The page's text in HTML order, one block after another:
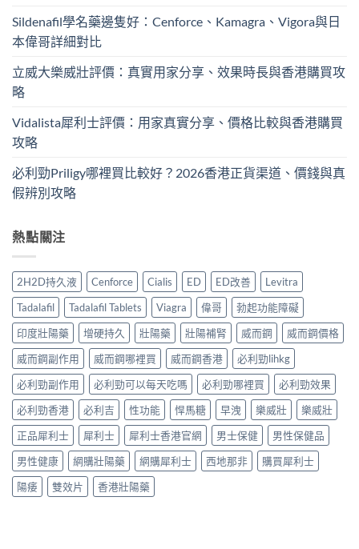
Sildenafil學名藥邊隻好：Cenforce、Kamagra、Vigora與日
本偉哥詳細對比
立威大樂威壯評價：真實用家分享、效果時長與香港購買攻
略
Vidalista犀利士評價：用家真實分享、價格比較與香港購買
攻略
必利勁Priligy哪裡買比較好？2026香港正貨渠道、價錢與真
假辨別攻略
熱點關注
2H2D持久液 Cenforce Cialis ED ED改善
Levitra
Tadalafil
Tadalafil Tablets Viagra 偉哥
勃起功能障礙
印度壯陽藥
增硬持久 壯陽藥 壯陽補腎 威而鋼
威而鋼價格
威而鋼副作用
威而鋼哪裡買 威而鋼香港
必利勁lihkg
必利勁副作用
必利勁可以每天吃嗎 必利勁哪裡買
必利勁效果
必利勁香港
必利吉 性功能 悍馬糖 早洩 樂威壯
樂威壯
正品犀利士
犀利士 犀利士香港官網 男士保健
男性保健品
男性健康
網購壯陽藥 網購犀利士 西地那非
購買犀利士
陽痿
雙效片 香港壯陽藥